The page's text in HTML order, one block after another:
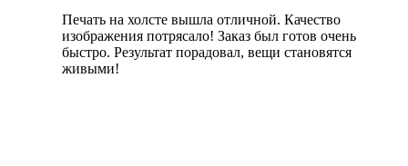
Печать на холсте вышла отличной. Качество
изображения потрясало! Заказ был готов очень
быстро. Результат порадовал, вещи становятся
живыми!